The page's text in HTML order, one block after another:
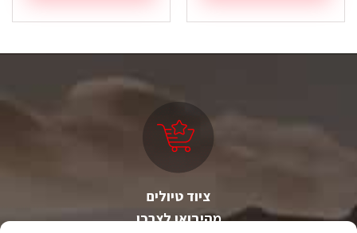
ציוד טיולים
מהיבואן לצרכן